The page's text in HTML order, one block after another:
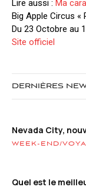
Lire aussi : Ma
Big Apple Circus «
Du 23 Octobre au
Site officiel
DERNIÈRES
Nevada City,
WEEK-END/
Quel est le